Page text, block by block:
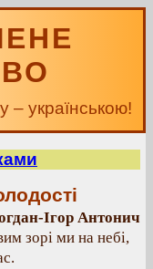
– українською!
Ігор Антонич
зорі ми на небі,